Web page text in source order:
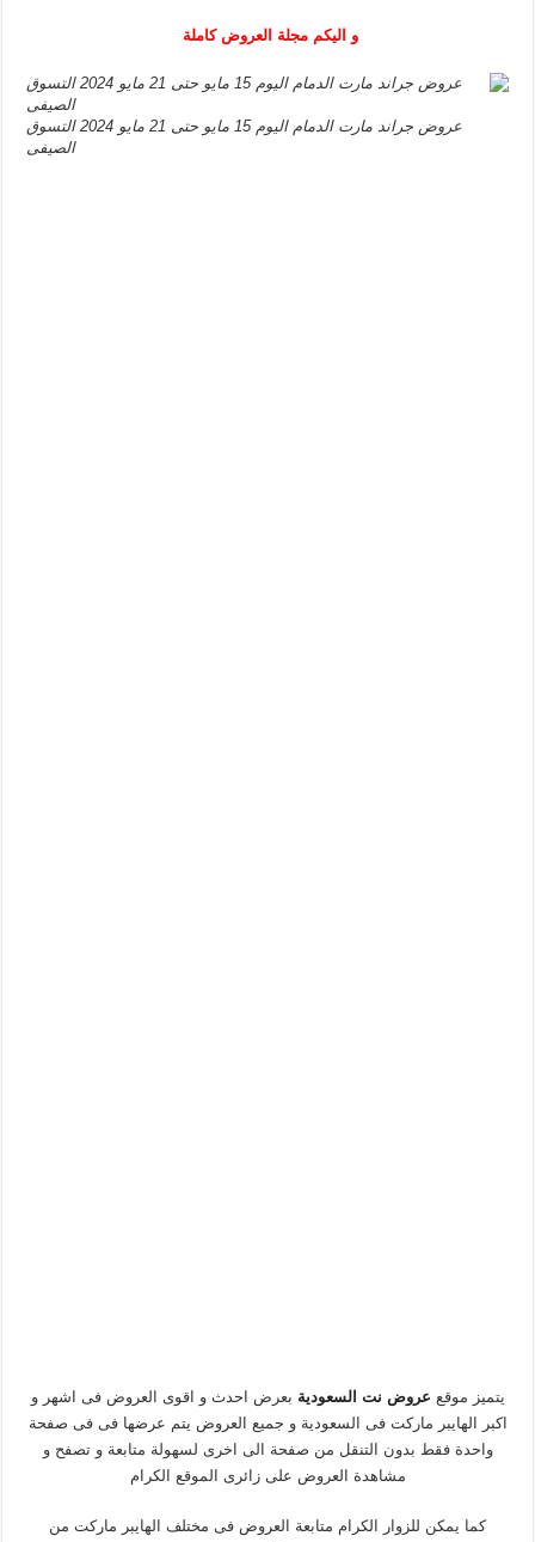
و اليكم مجلة العروض كاملة
عروض جراند مارت الدمام اليوم 15 مايو حتى 21 مايو 2024 التسوق
الصيفى
يتميز موقع عروض نت السعوديةبعرض احدث و اقوى العروض فى اشهر و
اكبر الهايبر ماركت فى السعودية و جميع العروض يتم عرضها فى فى صفحة
واحدة فقط بدون التنقل من صفحة الى اخرى لسهولة متابعة و تصفح و
مشاهدة العروض على زائرى الموقع الكرام
كما يمكن للزوار الكرام متابعة العروض فى مختلف الهايبر ماركت من